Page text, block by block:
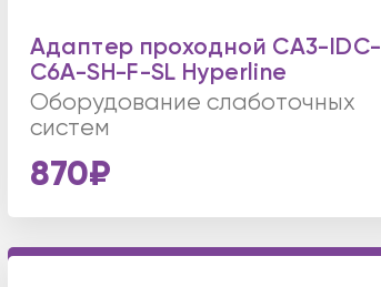
Адаптер проходной CA3-IDC-
C6A-SH-F-SL Hyperline
Оборудование слаботочных
систем
870₽